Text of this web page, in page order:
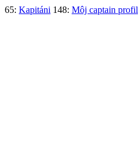
65: Kapitáni 148: Môj captain profil